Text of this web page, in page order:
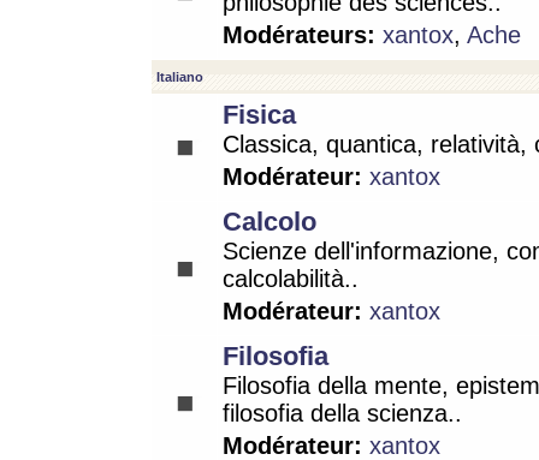
Modérateurs: xantox, Ache
Italiano
Fisica
Classica, quantica, relatività,
Modérateur: xantox
Calcolo
Scienze dell'informazione,
calcolabilità..
Modérateur: xantox
Filosofia
Filosofia della mente,
filosofia della scienza..
Modérateur: xantox